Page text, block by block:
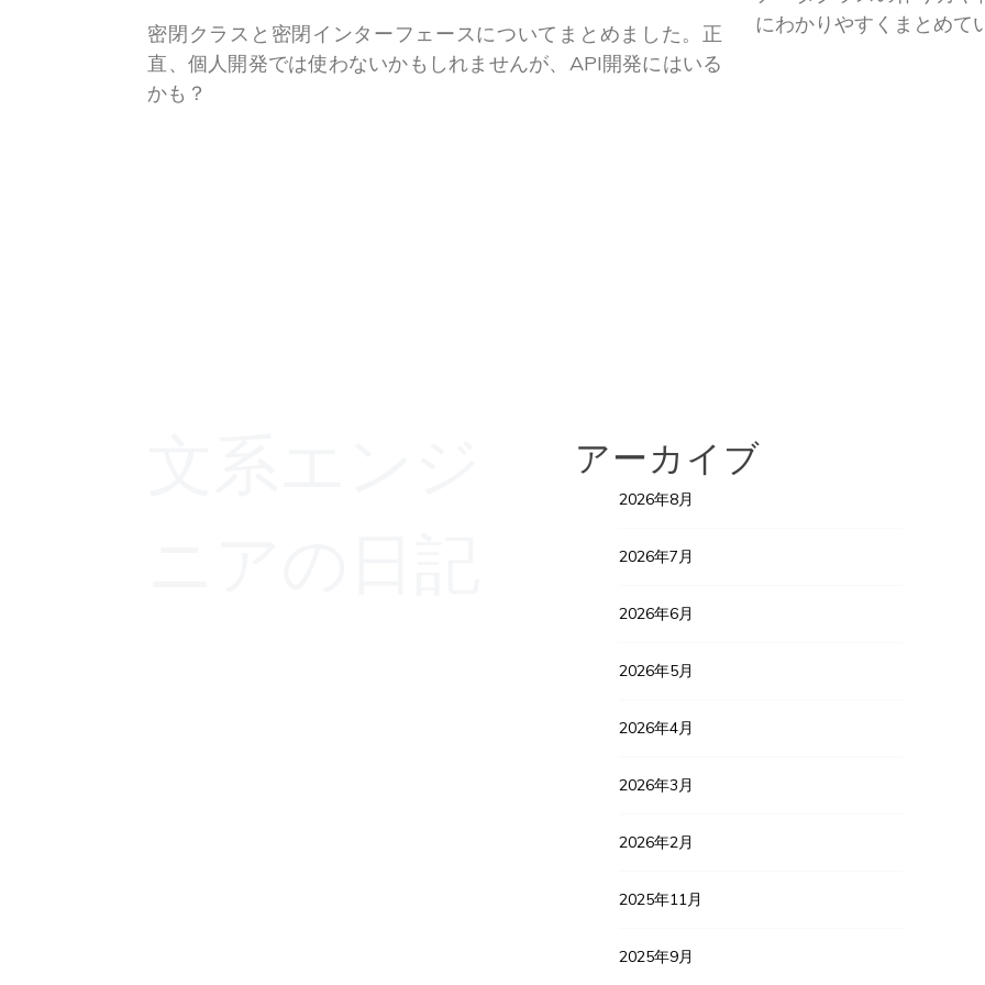
密閉クラスと密閉インターフェースについてまとめました。正
直、個人開発では使わないかもしれませんが、API開発にはいる
かも？
にわかりやすくまとめて
アーカイブ
2026年8月
2026年7月
2026年6月
2026年5月
2026年4月
2026年3月
2026年2月
2025年11月
2025年9月